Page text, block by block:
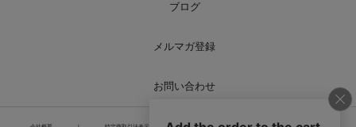
ブログ
メルマガ登録
お問い合わせ